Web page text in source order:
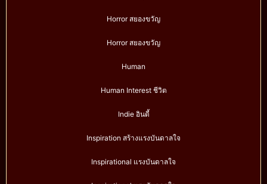
Horror สยองขวัญ
Horror สยองขวัญ
Human
Human Interest ชีวิต
Indie อินดี้
Inspiration สร้างแรงบันดาลใจ
Inspirational แรงบันดาลใจ